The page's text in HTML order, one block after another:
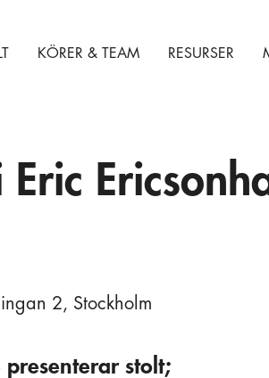
KÖRER & TEAM RESURSER
2, Stockholm
presenterar stolt;